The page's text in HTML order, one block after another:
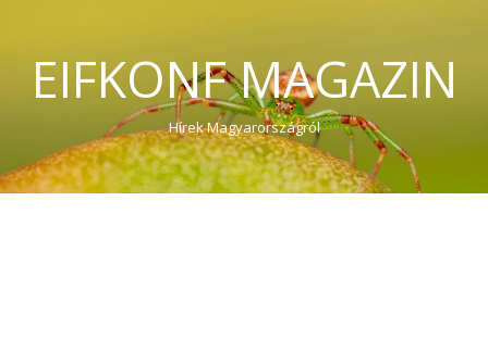
EIFKONF MAGAZIN
Hírek Magyarországról